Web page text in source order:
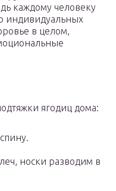
каждому человеку
индивидуальных
в целом,
ягодиц дома:
носки разводим в